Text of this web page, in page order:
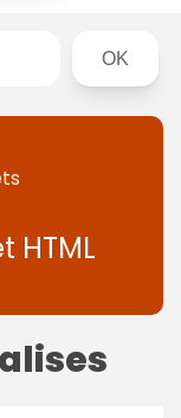
Rechercher
HTML